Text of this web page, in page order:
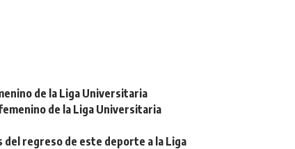
de la Liga Universitaria
de la Liga Universitaria
del regreso de este deporte a la Liga